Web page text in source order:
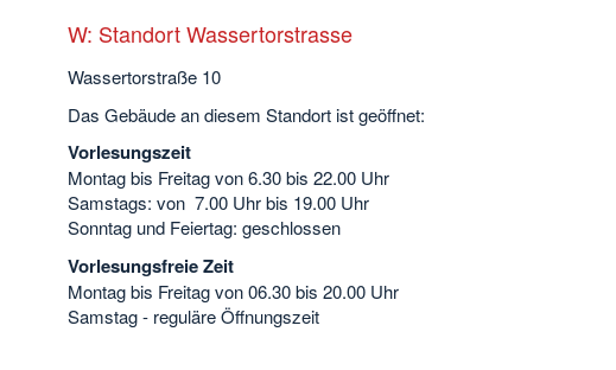
W: Standort Wassertorstrasse
Wassertorstraße 10
Das Gebäude an diesem Standort ist geöffnet:
Vorlesungszeit
Montag bis Freitag von 6.30 bis 22.00 Uhr
Samstags: von 7.00 Uhr bis 19.00 Uhr
Sonntag und Feiertag: geschlossen
Vorlesungsfreie Zeit
Montag bis Freitag von 06.30 bis 20.00 Uhr
Samstag - reguläre Öffnungszeit